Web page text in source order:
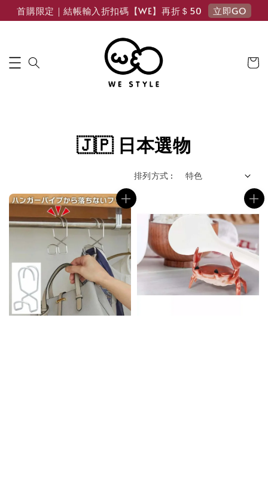
首購限定｜結帳輸入折扣碼【WE】再折＄50 立即GO
🇯🇵 日本選物
排列方式 :